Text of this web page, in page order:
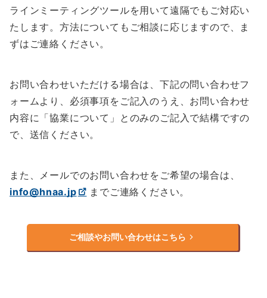
ラインミーティングツールを用いて遠隔でもご対応い
たします。方法についてもご相談に応じますので、ま
ずはご連絡ください。
お問い合わせいただける場合は、下記の問い合わせフ
ォームより、必須事項をご記入のうえ、お問い合わせ
内容に「協業について」とのみのご記入で結構ですの
で、送信ください。
また、メールでのお問い合わせをご希望の場合は、
info@hnaa.jp
までご連絡ください。
ご相談やお問い合わせはこちら